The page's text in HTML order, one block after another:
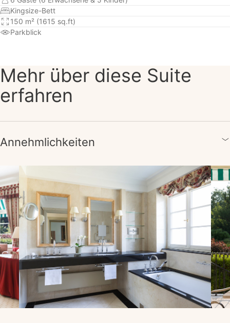
Kingsize-Bett
150 m² (1615 sq.ft)
Parkblick
Mehr über diese Suite
erfahren
Annehmlichkeiten